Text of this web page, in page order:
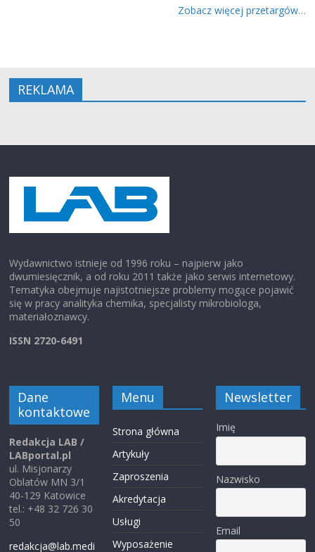
Zobacz więcej przetargów…
REKLAMA
Wydawnictwo istnieje od 1996 roku – najpierw jako
dwumiesięcznik, a od roku 2011 także jako serwis internetowy.
Tematyka obejmuje najistotniejsze problemy mogące pojawić
się w pracy analityka chemika, specjalisty mikrobiologa,
materiałoznawcy.
ISSN 2720-6491
Dane
kontaktowe
Redakcja LAB /
LABportal.pl
ul. Misjonarzy
Oblatów MN 3/1
40-129 Katowice
tel.: +48 32 726 30
50
redakcja@lab.medi
Menu
Strona główna
Artykuły
Zaproszenia
Akredytacja
Usługi
Wyposażenie
Newsletter
Imię
Nazwisko
Email